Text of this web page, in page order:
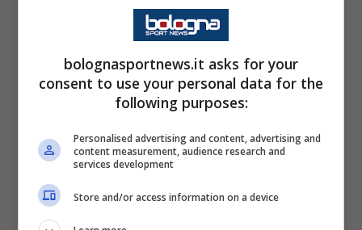
Tra i giocatori che sembravano certi
dell’addio c’era Romelu Lukaku, reduce da una
stagione piena di problemi fisici. L’ex Milan e
patria rilasciata ai colleghi diNieuwsblad-.
Ho ancora un anno di contratto e nella mia
mente sono un giocatore azzurro.Non sono
il tipo che chiedere di andarsene. Con il
bolognasportnews.it asks for your
consent to use your personal data for the
following purposes:
Personalised advertising and content, advertising and
content measurement, audience research and
services development
Store and/or access information on a device